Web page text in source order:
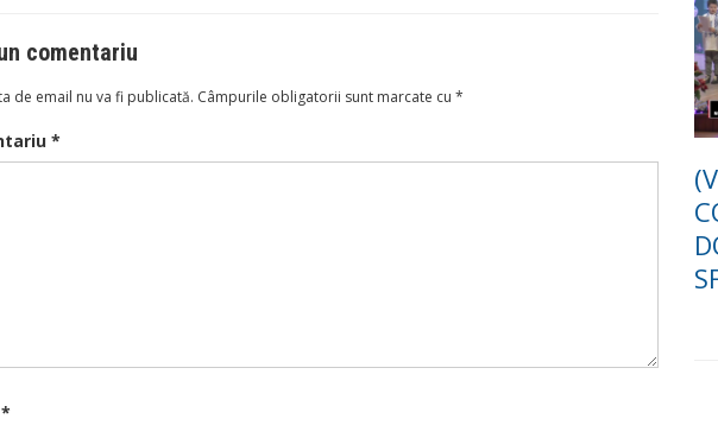
comentariu
de email nu va fi publicată. Câmpurile obligatorii sunt marcate cu *
*
*